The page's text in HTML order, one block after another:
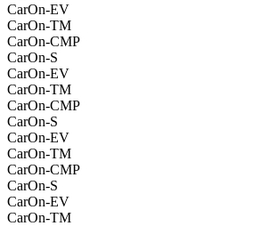
CarOn-EV
CarOn-TM
CarOn-CMP
CarOn-S
CarOn-EV
CarOn-TM
CarOn-CMP
CarOn-S
CarOn-EV
CarOn-TM
CarOn-CMP
CarOn-S
CarOn-EV
CarOn-TM